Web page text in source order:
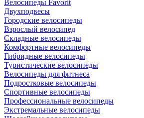
Велосипеды Favorit
Двухподвесы
Городские велосипеды
Взрослый велосипед
Складные велосипеды
Комфортные велосипеды
Гибридные велосипеды
Туристические велосипеды
Велосипеды для фитнеса
Подростковые велосипеды
Спортивные велосипеды
Профессиональные велосипеды
Экстремальные велосипеды